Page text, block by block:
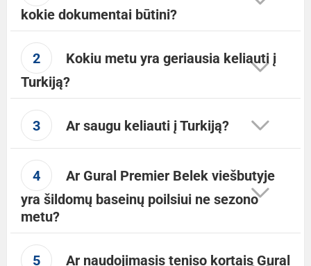
kokie dokumentai būtini?
2
Kokiu metu yra geriausia keliauti į
Turkiją?
3 Ar saugu keliauti į Turkiją?
4
Ar Gural Premier Belek viešbutyje
yra šildomų baseinų poilsiui ne sezono
metu?
5
Ar naudojimasis teniso kortais Gural